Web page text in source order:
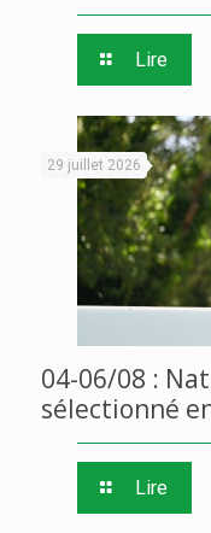
Lire
29 juillet 2026
04-06/08 :
sélectionné
Lire